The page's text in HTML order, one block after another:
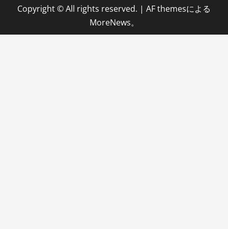
Copyright © All rights reserved. | AF themesによる
MoreNews。